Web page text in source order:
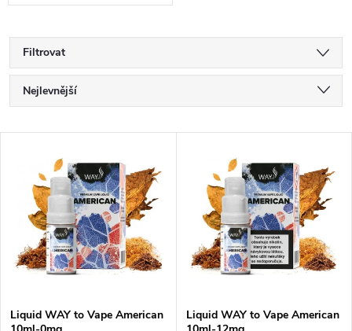
Filtrovat
Ř
a
n
Nejlevnější
Nejprodávanější
Abecedně
i
s
Liquid WAY to Vape American
Liquid WAY to Vape American